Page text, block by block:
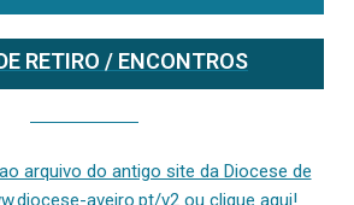
RETIRO / ENCONTROS
arquivo do antigo site da Diocese de
aveiro.pt/v2 ou clique aqui!